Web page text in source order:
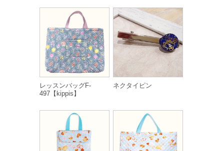
レッスンバッグF-
497【kippis】
ネクタイピン